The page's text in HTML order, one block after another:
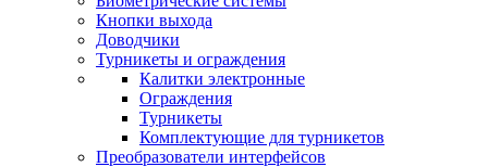
Кнопки выхода
Доводчики
Турникеты и ограждения
Калитки электронные
Ограждения
Турникеты
Комплектующие для турникетов
Преобразователи интерфейсов